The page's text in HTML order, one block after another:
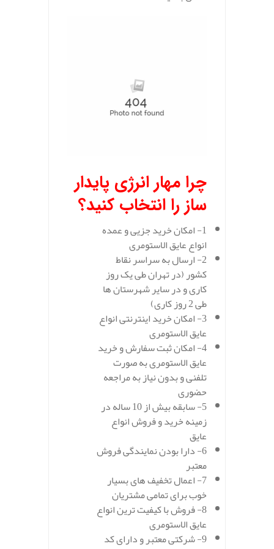
چرا مهار انرژی پایدار
ساز را انتخاب کنید؟
1- امکان خرید جزیی و عمده
انواع عایق الاستومری
2- ارسال به سراسر نقاط
کشور (در تهران طی یک روز
کاری و در سایر شهرستان ها
طی 2 روز کاری)
3- امکان خرید اینترنتی انواع
عایق الاستومری
4- امکان ثبت سفارش و خرید
عایق الاستومری به صورت
تلفنی و بدون نیاز به مراجعه
حضوری
5- سابقه بیش از 10 ساله در
زمینه خرید و فروش انواع
عایق
6- دارا بودن نمایندگی فروش
معتبر
7- اعمال تخفیف های بسیار
خوب برای تمامی مشتریان
8- فروش با کیفیت ترین انواع
عایق الاستومری
9- شرکتی معتبر و دارای کد